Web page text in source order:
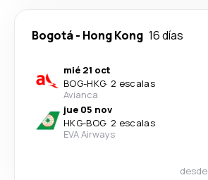
Bogotá- Hong Kong 16 días
mié 21 oct
BOG-HKG· 2 escalas
Avianca
jue 05 nov
HKG-BOG· 2 escalas
EVA Airways
desde